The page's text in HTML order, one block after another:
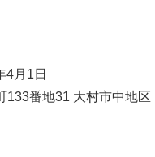
4月1日
133番地31 大村市中地区